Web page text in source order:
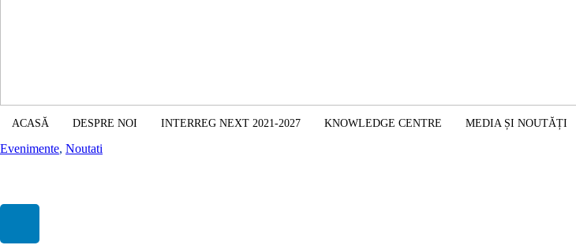
ACASĂ DESPRE NOI INTERREG NEXT 2021-2027 KNOWLEDGE CENTRE MEDIA ȘI NOUTĂȚI
Evenimente, Noutati